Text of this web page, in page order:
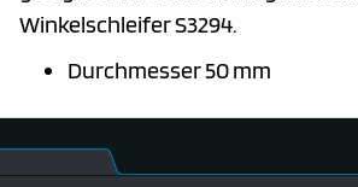
Winkelschleifer S3294.
Durchmesser 50 mm